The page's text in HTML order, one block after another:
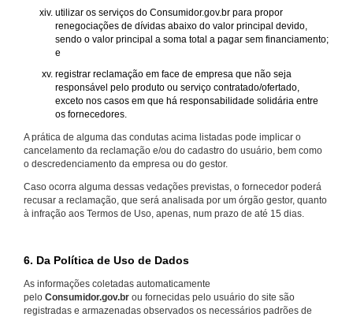
utilizar os serviços do Consumidor.gov.br para propor
renegociações de dívidas abaixo do valor principal devido,
sendo o valor principal a soma total a pagar sem financiamento;
e
registrar reclamação em face de empresa que não seja
responsável pelo produto ou serviço contratado/ofertado,
exceto nos casos em que há responsabilidade solidária entre
os fornecedores.
A prática de alguma das condutas acima listadas pode implicar o
cancelamento da reclamação e/ou do cadastro do usuário, bem como
o descredenciamento da empresa ou do gestor.
Caso ocorra alguma dessas vedações previstas, o fornecedor poderá
recusar a reclamação, que será analisada por um órgão gestor, quanto
à infração aos Termos de Uso, apenas, num prazo de até 15 dias.
6. Da Política de Uso de Dados
As informações coletadas automaticamente
pelo Consumidor.gov.br ou fornecidas pelo usuário do site são
registradas e armazenadas observados os necessários padrões de